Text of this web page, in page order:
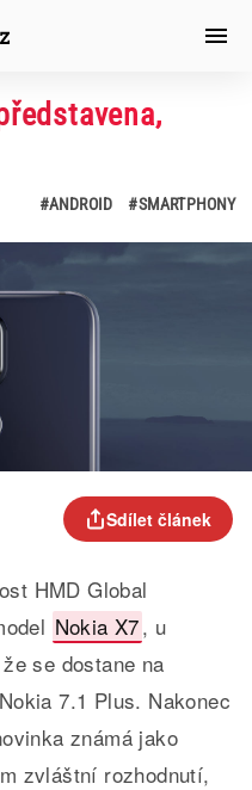
#ANDROID #SMARTPHONY
Sdílet článek
HMD Global
Nokia X7, u
se dostane na
7.1 Plus. Nakonec
známá jako
zvláštní rozhodnutí,